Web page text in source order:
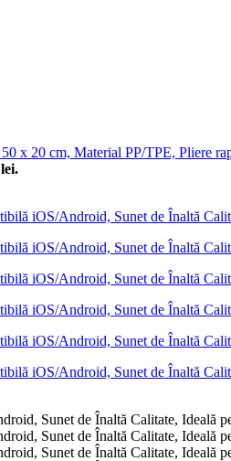
x 20 cm, Material PP/TPE, Pliere